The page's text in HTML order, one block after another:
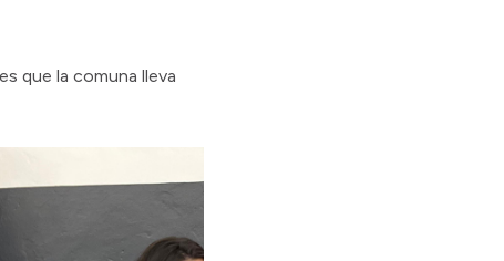
que la comuna lleva